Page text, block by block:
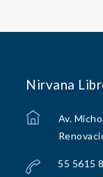
Nirvana
Av.
55 5615